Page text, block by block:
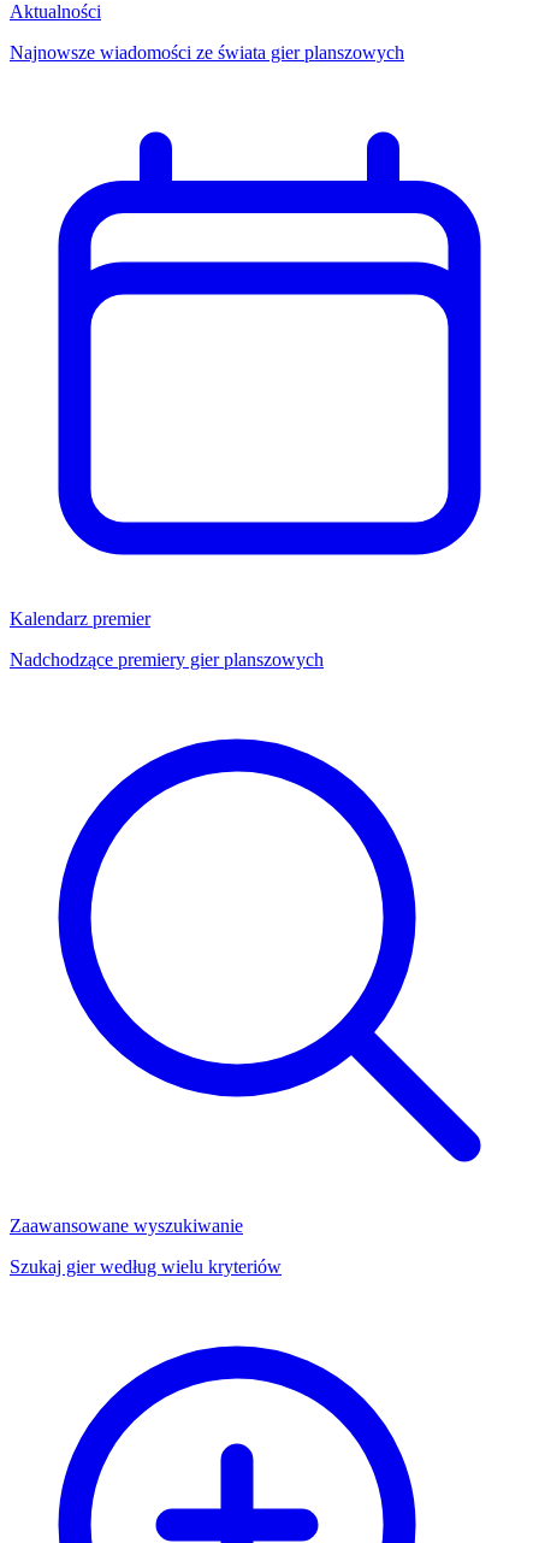
Aktualności
Najnowsze wiadomości ze świata gier planszowych
Kalendarz premier
Nadchodzące premiery gier planszowych
Zaawansowane wyszukiwanie
Szukaj gier według wielu kryteriów